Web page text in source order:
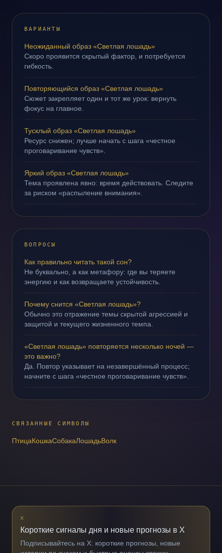
ВАРИАНТЫ
Неожиданный образ «Светлая лошадь»
Скоро проявится скрытый фактор, и потребуется
гибкость.
Повторяющийся образ «Светлая лошадь»
Сюжет закрепляет один и тот же урок: вернуть
фокус на главное.
Тусклый образ «Светлая лошадь»
Ресурс снижен; лучше начать с шага «честное
проговаривание чувств».
Яркий образ «Светлая лошадь»
Тема проявлена явно: время действовать. Следите
за риском «распыление внимания».
ВОПРОСЫ
Как правильно читать такой сон?
Не буквально, а как метафору: где вы теряете
энергию и как возвращаете устойчивость.
Почему снится «Светлая лошадь»?
Обычно это отражение темы скрытой агрессией и
защитой и текущего жизненного темпа.
«Светлая лошадь» повторяется несколько ночей —
это важно?
Да. Повтор указывает на незавершённый процесс;
начните с шага «честное проговаривание чувств».
СВЯЗАННЫЕ СИМВОЛЫ
ПтицаКошкаСобакаЛошадьВолк
X
Короткие сигналы дня и новые прогнозы в X
Подписывайтесь на X: короткие прогнозы, новые